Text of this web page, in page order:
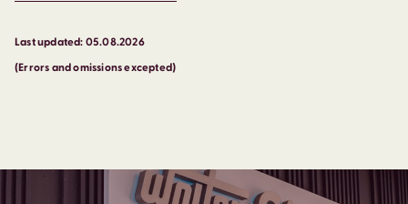
Last updated: 05.08.2026
(Errors and omissions excepted)